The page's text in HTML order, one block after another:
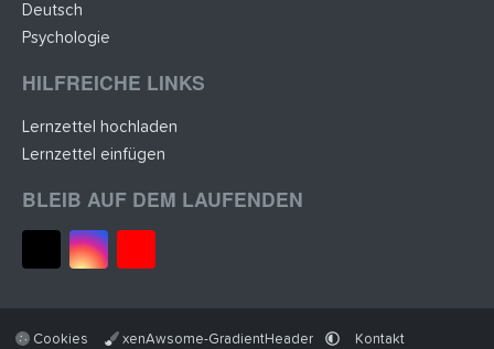
Deutsch
Psychologie
HILFREICHE LINKS
Lernzettel hochladen
Lernzettel einfügen
BLEIB AUF DEM LAUFENDEN
Cookies xenAwsome-GradientHeader
Kontakt